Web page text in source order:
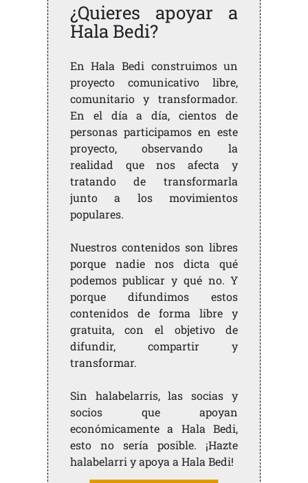
¿Quieres apoyar a
Hala Bedi?
En Hala Bedi construimos un
proyecto comunicativo libre,
comunitario y transformador.
En el día a día, cientos de
personas participamos en este
proyecto, observando la
realidad que nos afecta y
tratando de transformarla
junto a los movimientos
populares.
Nuestros contenidos son libres
porque nadie nos dicta qué
podemos publicar y qué no. Y
porque difundimos estos
contenidos de forma libre y
gratuita, con el objetivo de
difundir, compartir y
transformar.
Sin halabelarris, las socias y
socios que apoyan
económicamente a Hala Bedi,
esto no sería posible. ¡Hazte
halabelarri y apoya a Hala Bedi!